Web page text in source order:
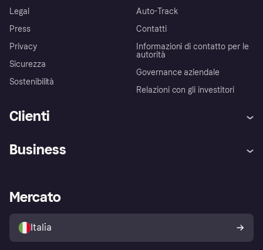
Legal
Press
Privacy
Sicurezza
Sostenibilità
Auto-Track
Contatti
Informazioni di contatto per le
autorità
Governance aziendale
Relazioni con gli investitori
Clienti
Assistenza
Esplora i negozi
Politica di protezione
dell'acquirente Klarna
Business
Accesso aziende
Mercato
Italia